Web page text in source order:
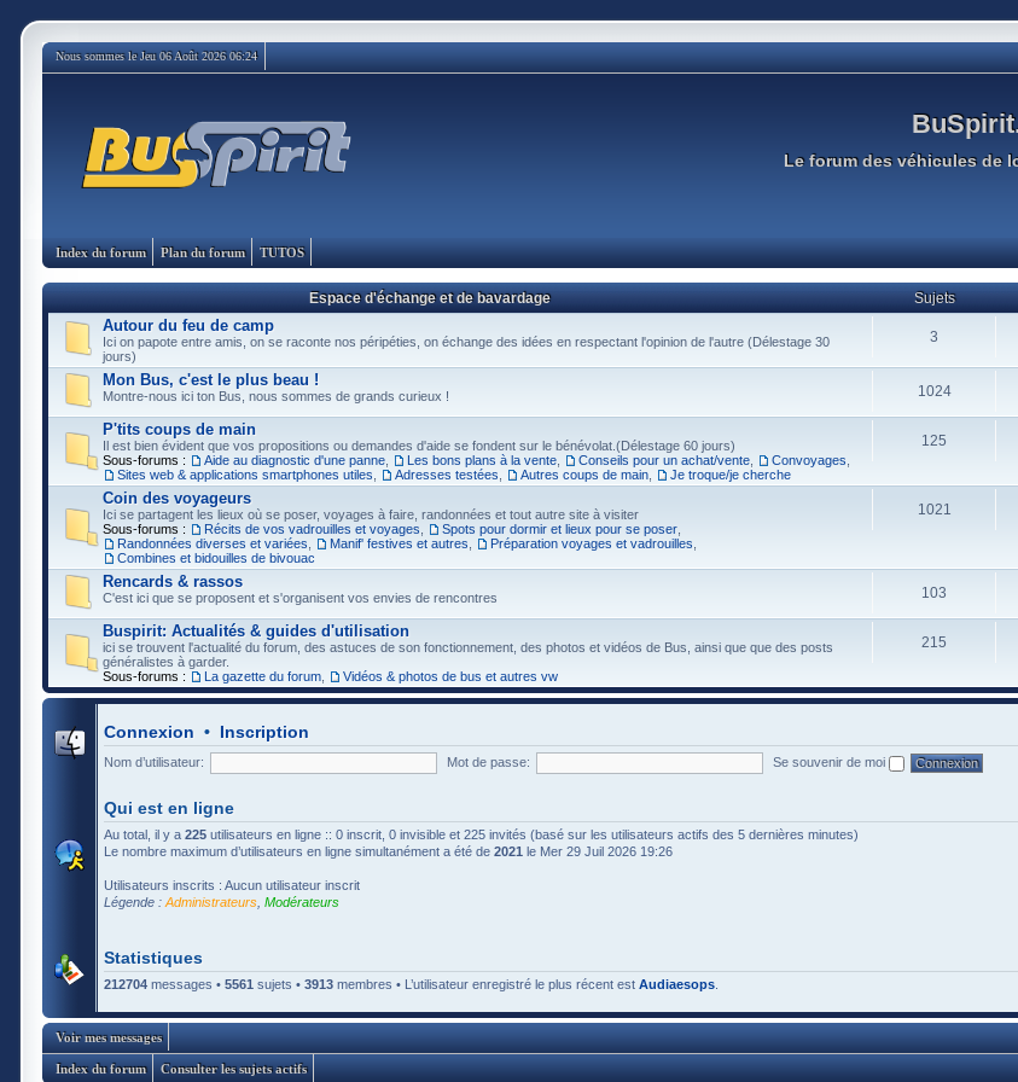
Nous sommes le Jeu 06 Août 2026 06:24
Le forum des véhicules de
Index du forum Plan du forum TUTOS
Espace d'échange et de bavardage Sujets
Autour du feu de camp
Ici on papote entre amis, on se raconte nos péripéties, on échange des idées en respectant l'opinion de l'autre (Délestage 30
jours)
3
Mon Bus, c'est le plus beau !
Montre-nous ici ton Bus, nous sommes de grands curieux ! 1024
P'tits coups de main
Il est bien évident que vos propositions ou demandes d'aide se fondent sur le bénévolat.(Délestage 60 jours)
Sous-forums :
Aide au diagnostic d'une panne Les bons plans à la vente Conseils pour un achat/vente Convoyages
Sites web & applications smartphones utiles
Adresses testées Autres coups de main Je troque/je cherche
125
Coin des voyageurs
Ici se partagent les lieux où se poser, voyages à faire, randonnées et tout autre site à visiter
Sous-forums :
Récits de vos vadrouilles et voyages Spots pour dormir et lieux pour se poser
Randonnées diverses et variées
Manif' festives et autres Préparation voyages et vadrouilles
Combines et bidouilles de bivouac
1021
Rencards & rassos
C'est ici que se proposent et s'organisent vos envies de rencontres 103
Buspirit: Actualités & guides d'utilisation
ici se trouvent l'actualité du forum, des astuces de son fonctionnement, des photos et vidéos de Bus, ainsi que que des posts
généralistes à garder.
Sous-forums :
La gazette du forum Vidéos & photos de bus et autres vw
215
Connexion • Inscription
Nom d’utilisateur: Mot de passe: Se souvenir de moi
Qui est en ligne
Au total, il y a 225 utilisateurs en ligne :: 0 inscrit, 0 invisible et 225 invités (basé sur les utilisateurs actifs des 5 dernières minutes)
Le nombre maximum d’utilisateurs en ligne simultanément a été de 2021 le Mer 29 Juil 2026 19:26
Utilisateurs inscrits : Aucun utilisateur inscrit
Légende : Administrateurs Modérateurs
Statistiques
212704 messages • 5561 sujets • 3913 membres • L’utilisateur enregistré le plus récent est Audiaesops
Voir mes messages
Index du forum Consulter les sujets actifs